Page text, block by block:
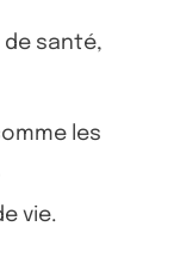
de santé,
les
vie.